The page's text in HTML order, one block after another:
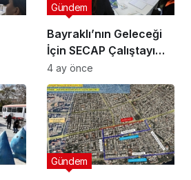
Bayraklı’nın Geleceği
İçin SECAP Çalıştayı
Düzenlendi
Gündem
4 ay önce
Gündem